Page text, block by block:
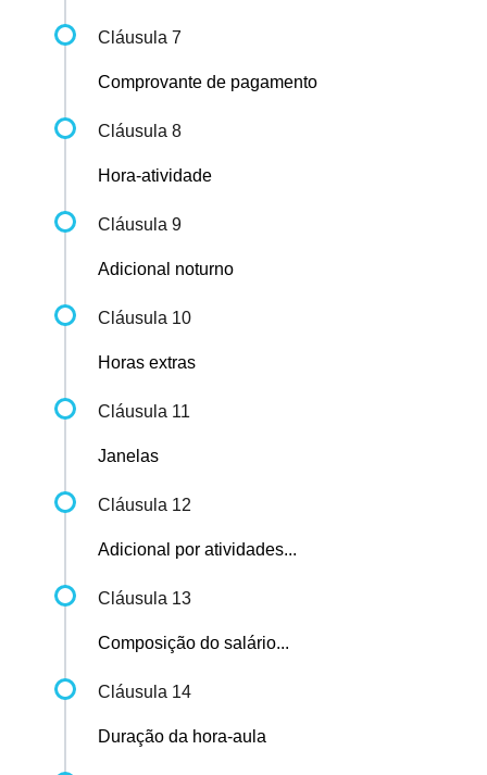
Cláusula 7
Comprovante de pagamento
Cláusula 8
Hora-atividade
Cláusula 9
Adicional noturno
Cláusula 10
Horas extras
Cláusula 11
Janelas
Cláusula 12
Adicional por atividades...
Cláusula 13
Composição do salário...
Cláusula 14
Duração da hora-aula